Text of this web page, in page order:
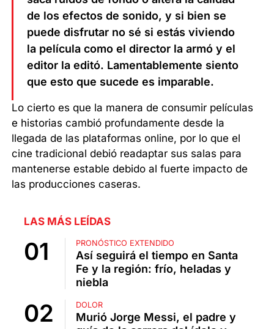
de los efectos de sonido, y si bien se
puede disfrutar no sé si estás viviendo
la película como el director la armó y el
editor la editó. Lamentablemente siento
que esto que sucede es imparable.
Lo cierto es que la manera de consumir películas
e historias cambió profundamente desde la
llegada de las plataformas online, por lo que el
cine tradicional debió readaptar sus salas para
mantenerse estable debido al fuerte impacto de
las producciones caseras.
LAS MÁS LEÍDAS
PRONÓSTICO EXTENDIDO
Así seguirá el tiempo en Santa
Fe y la región: frío, heladas y
niebla
DOLOR
Murió Jorge Messi, el padre y